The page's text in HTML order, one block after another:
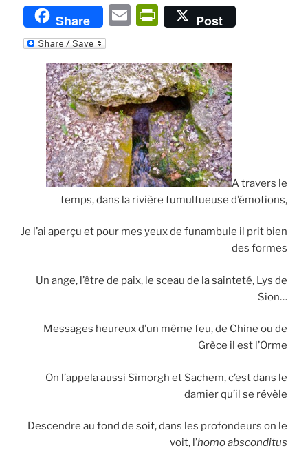
Share
E
ai
l
P
ri
nt
Fr
ie
n
dl
y
Post
A travers le
temps, dans la rivière tumultueuse d’émotions,
Je l’ai aperçu et pour mes yeux de funambule il prit bien
des formes
Un ange, l’être de paix, le sceau de la sainteté, Lys de
Sion…
Messages heureux d’un même feu, de Chine ou de
Grèce il est l’Orme
On l’appela aussi Sîmorgh et Sachem, c’est dans le
damier qu’il se révèle
Descendre au fond de soit, dans les profondeurs on le
voit, l’homo absconditus